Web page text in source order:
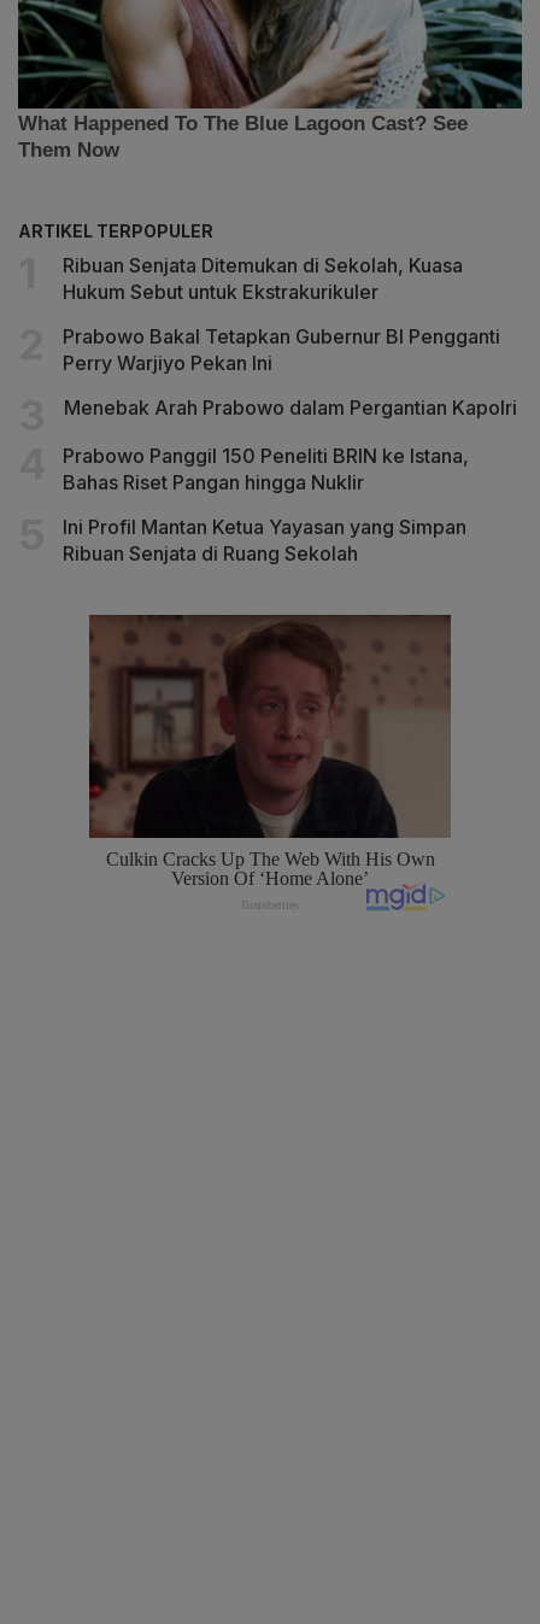
ARTIKEL TERPOPULER
Ribuan Senjata Ditemukan di Sekolah, Kuasa
Hukum Sebut untuk Ekstrakurikuler
Prabowo Bakal Tetapkan Gubernur BI Pengganti
Perry Warjiyo Pekan Ini
Menebak Arah Prabowo dalam Pergantian Kapolri
Prabowo Panggil 150 Peneliti BRIN ke Istana,
Bahas Riset Pangan hingga Nuklir
Ini Profil Mantan Ketua Yayasan yang Simpan
Ribuan Senjata di Ruang Sekolah